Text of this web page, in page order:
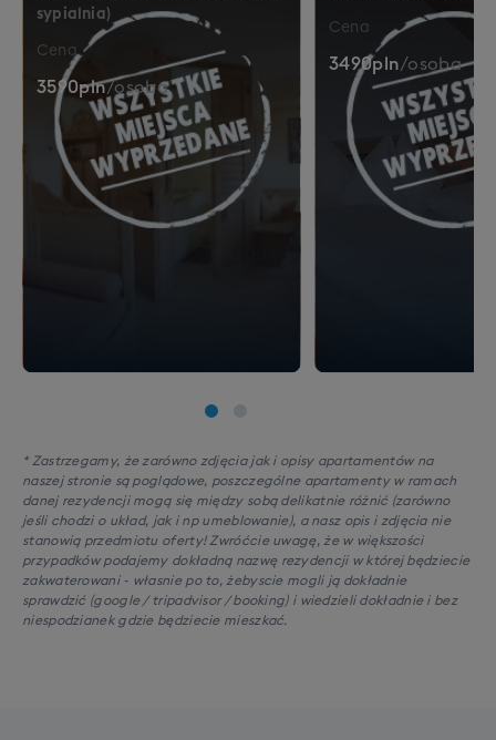
sypialnia)
Cena
3590pln/osoba
Cena
3490pln/osoba
* Zastrzegamy, że zarówno zdjęcia jak i opisy apartamentów na
naszej stronie są poglądowe, poszczególne apartamenty w ramach
danej rezydencji mogą się między sobą delikatnie różnić (zarówno
jeśli chodzi o układ, jak i np umeblowanie), a nasz opis i zdjęcia nie
stanowią przedmiotu oferty! Zwróćcie uwagę, że w większości
przypadków podajemy dokładną nazwę rezydencji w której będziecie
zakwaterowani - własnie po to, żebyscie mogli ją dokładnie
sprawdzić (google / tripadvisor / booking) i wiedzieli dokładnie i bez
niespodzianek gdzie będziecie mieszkać.